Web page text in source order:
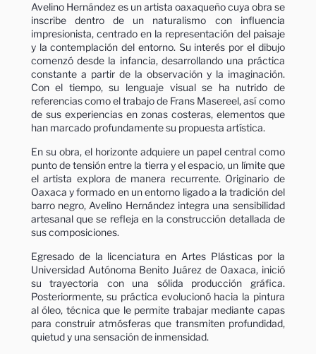
Avelino Hernández es un artista oaxaqueño cuya obra se
inscribe dentro de un naturalismo con influencia
impresionista, centrado en la representación del paisaje
y la contemplación del entorno. Su interés por el dibujo
comenzó desde la infancia, desarrollando una práctica
constante a partir de la observación y la imaginación.
Con el tiempo, su lenguaje visual se ha nutrido de
referencias como el trabajo de Frans Masereel, así como
de sus experiencias en zonas costeras, elementos que
han marcado profundamente su propuesta artística.
En su obra, el horizonte adquiere un papel central como
punto de tensión entre la tierra y el espacio, un límite que
el artista explora de manera recurrente. Originario de
Oaxaca y formado en un entorno ligado a la tradición del
barro negro, Avelino Hernández integra una sensibilidad
artesanal que se refleja en la construcción detallada de
sus composiciones.
Egresado de la licenciatura en Artes Plásticas por la
Universidad Autónoma Benito Juárez de Oaxaca, inició
su trayectoria con una sólida producción gráfica.
Posteriormente, su práctica evolucionó hacia la pintura
al óleo, técnica que le permite trabajar mediante capas
para construir atmósferas que transmiten profundidad,
quietud y una sensación de inmensidad.